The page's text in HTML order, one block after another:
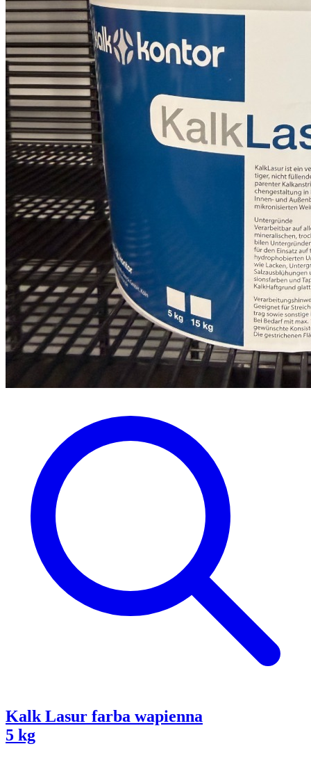
Kalk Lasur farba wapienna
5 kg